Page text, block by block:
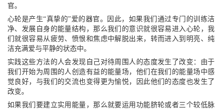
官。
心轮是产生“真挚的”爱的器官。因此，如果我们通过专门的训练洁
净、发展自身的能量结构，那么我们的意识就很容易进入心轮，我
们就很容易从疲劳、愤恨和焦虑中解脱出来，转而进入到明亮、纯
洁充满爱与平静的状态中。
实践这些方法的人会发现自己对待周围人的态度发生了改变：由于
我们开始为周围的人创造有益的能量场，他们在我们的能量场中感
觉良好，与我们的交流也变得更为愉悦，因此他们的态度也发生了
改变。
如果我们要建立实用能量，那么就要运用功能脐轮或者三个较低脉